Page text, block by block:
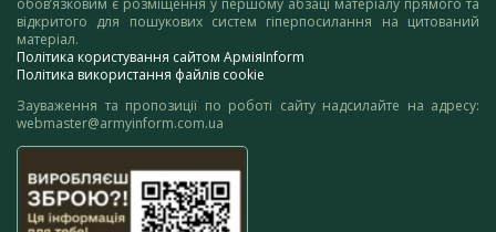
обов’язковим є розміщення у першому абзаці матеріалу прямого та
відкритого для пошукових систем гіперпосилання на цитований
матеріал.
Політика користування сайтом АрміяInform
Політика використання файлів cookie
Зауваження та пропозиції по роботі сайту надсилайте на адресу:
webmaster@armyinform.com.ua